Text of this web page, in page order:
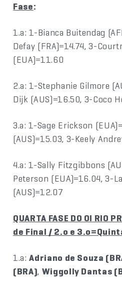
Fase:
1.a: 1-Bianca Buitendag
Defay (FRA)=14.74, 3-
(EUA)=11.60
2.a: 1-Stephanie Gilmore
Dijk (AUS)=16.50, 3-Coco
3.a: 1-Sage Erickson
(AUS)=15.03, 3-Keely
4.a: 1-Sally Fitzgibbons
Peterson (EUA)=16.04, 3-
(AUS)=12.07
QUARTA FASE DO OI
de Final / 2.o e
1.a:Adriano de Souza
(BRA), Wiggolly Dantas